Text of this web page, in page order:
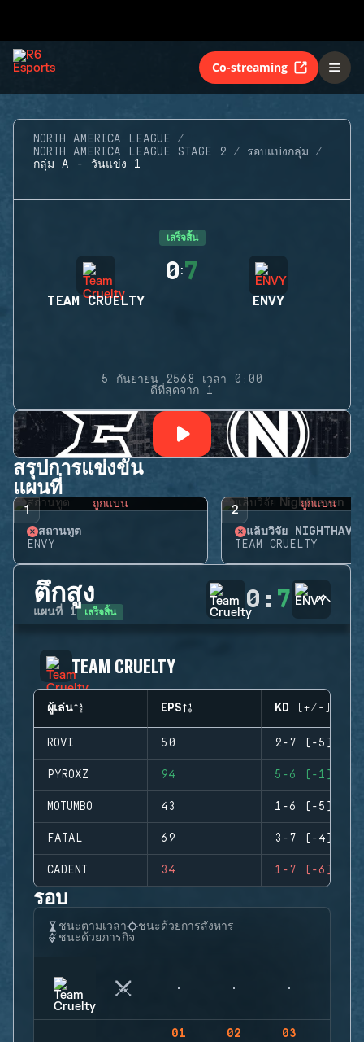
Co-streaming
NORTH AMERICA LEAGUE
NORTH AMERICA LEAGUE STAGE 2
รอบแบ่งกลุ่ม
กลุ่ม A - วันแข่ง 1
เสร็จสิ้น
TEAM CRUELTY
0:7
ENVY
5 กันยายน 2568 เวลา 0:00
ดีที่สุดจาก 1
สรุปการแข่งขัน
แผนที่
1 ถูกแบน
สถานทูต
ENVY
2 ถูกแบน
แล็บวิจัย
TEAM CRUELTY
ตึกสูง
แผนที่ 1 เสร็จสิ้น 0 : 7
TEAM CRUELTY
ผู้เล่น EPS KD (+/-)
ROVI 50 2-7 (-5)
PYROXZ 94 5-6 (-1)
MOTUMBO 43 1-6 (-5)
FATAL 69 3-7 (-4)
CADENT 34 1-7 (-6)
รอบ
ชนะตามเวลา
ชนะด้วยการสังหาร
ชนะด้วยภารกิจ
01 02 03